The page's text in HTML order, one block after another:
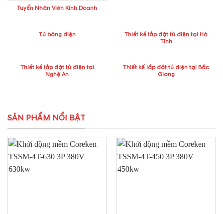
Tuyển Nhân Viên Kinh Doanh
Tủ bảng điện
Thiết kế lắp đặt tủ điện tại Hà
Tĩnh
Thiết kế lắp đặt tủ điện tại
Nghệ An
Thiết kế lắp đặt tủ điện tại Bắc
Giang
SẢN PHẨM NỔI BẬT